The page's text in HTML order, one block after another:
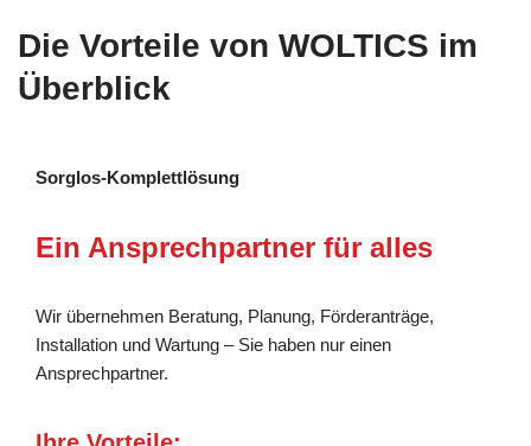
Die Vorteile von WOLTICS im
Überblick
Sorglos-Komplettlösung
Ein Ansprechpartner für alles
Wir übernehmen Beratung, Planung, Förderanträge,
Installation und Wartung – Sie haben nur einen
Ansprechpartner.